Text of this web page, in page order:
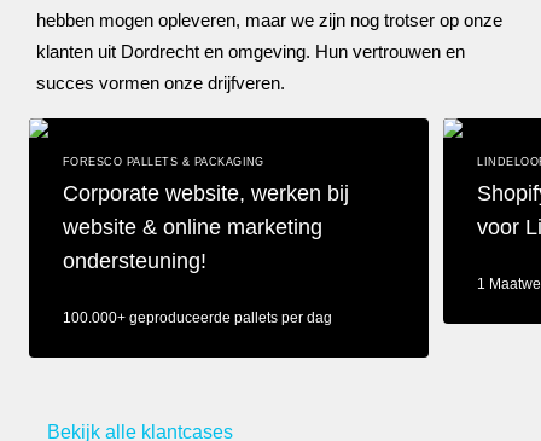
hebben mogen opleveren, maar we zijn nog trotser op onze
klanten uit Dordrecht en omgeving. Hun vertrouwen en
succes vormen onze drijfveren.
FORESCO PALLETS & PACKAGING
Corporate website, werken bij
website & online marketing
ondersteuning!
100.000+ geproduceerde pallets per dag
voor
1
Bekijk alle klantcases